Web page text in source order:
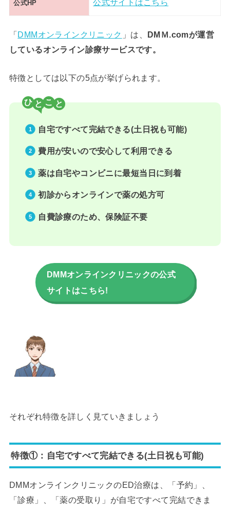
公式HP 公式サイトはこちら
「DMMオンラインクリニック 」は、 DMＭ.comが運営
しているオンライン診療サービスです。
特徴としては以下の5点が挙げられます。
ひ こ
自宅ですべて完結できる(土日祝も可能)
費用が安いので安心して利用できる
薬は自宅やコンビニに最短当日に到着
初診からオンラインで薬の処方可
自費診療のため、保険証不要
DMMオンラインクリニックの公式
サイトはこちら!
それぞれ特徴を詳しく見ていきましょう
特徴①：自宅ですべて完結できる(土日祝も可能)
DMMオンラインクリニックのED治療は、「予約」、
「診療」、「薬の受取り」が自宅ですべて完結できま